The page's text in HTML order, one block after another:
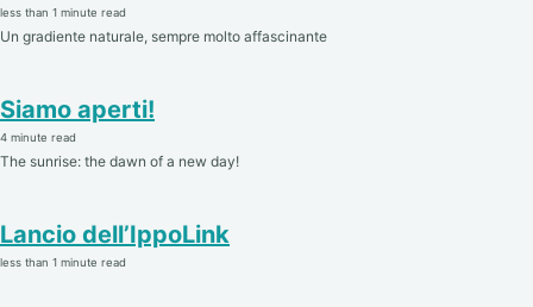
less than 1 minute read
Un gradiente naturale, sempre molto affascinante
Siamo aperti!
4 minute read
The sunrise: the dawn of a new day!
Lancio dell’IppoLink
less than 1 minute read